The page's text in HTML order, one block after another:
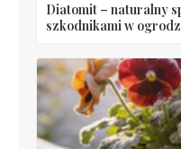
Diatomit – naturalny
szkodnikami w